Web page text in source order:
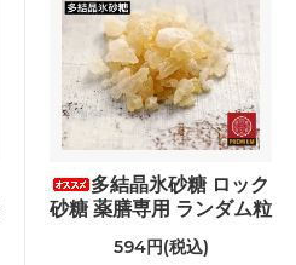
多結晶氷砂糖 ロック
砂糖 薬膳専用 ランダム粒
594円(税込)